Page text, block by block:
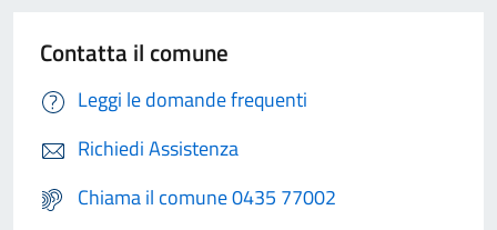
Contatta il comune
Leggi le domande frequenti
Richiedi Assistenza
Chiama il comune 0435 77002